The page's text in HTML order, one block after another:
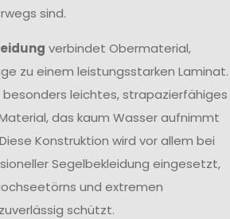
sind.
verbindet Obermaterial,
zu einem leistungsstarken Laminat.
leichtes, strapazierfähiges
das kaum Wasser aufnimmt
Konstruktion wird vor allem bei
Segelbekleidung eingesetzt,
und extremen
schützt.